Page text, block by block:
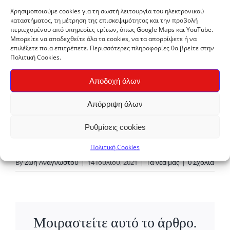
Χρησιμοποιούμε cookies για τη σωστή λειτουργία του ηλεκτρονικού
καταστήματος, τη μέτρηση της επισκεψιμότητας και την προβολή
περιεχομένου από υπηρεσίες τρίτων, όπως Google Maps και YouTube.
Μπορείτε να αποδεχθείτε όλα τα cookies, να τα απορρίψετε ή να
επιλέξετε ποια επιτρέπετε. Περισσότερες πληροφορίες θα βρείτε στην
Πολιτική Cookies.
Αποδοχή όλων
Απόρριψη όλων
Ρυθμίσεις cookies
Πολιτική Cookies
βανίλιες 4,50/κιλό
όλα τα φρούτα για μαρμελάδα ΜΟΝΟ
κατόπιν παραγγελίας με παραλαβή Σάββατο
πρωί 1,50/κιλό
αράντιστα και ακέρωτα:
ByΖωή Αναγνώστου | 14 Ιουλίου, 2021 | Τα νέα μας | 0 Σχόλια
Μοιραστείτε αυτό το άρθρο.